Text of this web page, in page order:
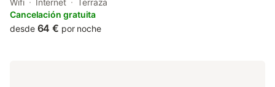
garden. This beachfront property offers access to a balcony,
bowling in the bowling alley, and free WiFi.
Wifi Internet
Terraza
Cancelación gratuita
desde 64 € por noche